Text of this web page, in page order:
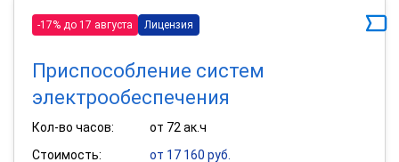
-17% до 17 августа Лицензия
Приспособление систем
электрообеспечения
Кол-во часов:
от 72 ак.ч
Стоимость:
от 17 160 руб.